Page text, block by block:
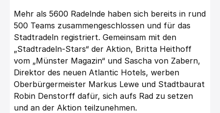
Mehr als 5600 Radelnde haben sich bereits in rund
500 Teams zusammengeschlossen und für das
Stadtradeln registriert. Gemeinsam mit den
„Stadtradeln-Stars“ der Aktion, Britta Heithoff
vom „Münster Magazin“ und Sascha von Zabern,
Direktor des neuen Atlantic Hotels, werben
Oberbürgermeister Markus Lewe und Stadtbaurat
Robin Denstorff dafür, sich aufs Rad zu setzen
und an der Aktion teilzunehmen.